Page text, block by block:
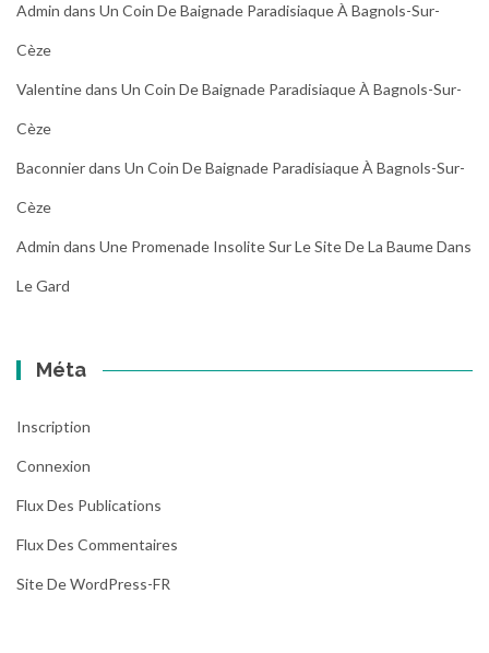
Admin dans Un Coin De Baignade Paradisiaque À Bagnols-Sur-
Cèze
Valentinedans Un Coin De Baignade Paradisiaque À Bagnols-Sur-
Cèze
Baconnierdans Un Coin De Baignade Paradisiaque À Bagnols-Sur-
Cèze
Admin dans Une Promenade Insolite Sur Le Site De La Baume Dans
Le Gard
Méta
Inscription
Connexion
Flux Des Publications
Flux Des Commentaires
Site De WordPress-FR